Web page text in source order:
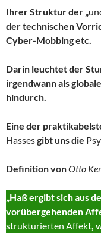
Ihrer Struktur der „
der technischen
Cyber-Mobbing etc.
Darin leuchtet der
irgendwann als
hindurch.
Eine der
Hassesgibt uns die
Definition vonOtto
„Haß ergibt sich aus
vorübergehenden
strukturierten Affekt,